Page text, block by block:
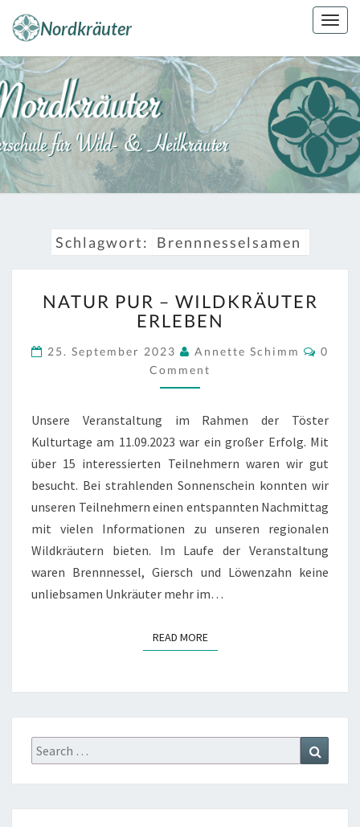
content
Kräuterkunde
Erleben
Schlagwort: Brennnesselsamen
PUR
–
ERLEBEN
NATUR PUR – WILDKRÄUTER
ERLEBEN
25. September 2023 Annette Schimm
0
Comment
Unsere Veranstaltung im Rahmen der Töster
Kulturtage am 11.09.2023 war ein großer Erfolg. Mit
über 15 interessierten Teilnehmern waren wir gut
besucht. Bei strahlenden Sonnenschein konnten wir
unseren Teilnehmern einen entspannten Nachmittag
mit vielen Informationen zu unseren regionalen
Wildkräutern bieten. Im Laufe der Veranstaltung
waren Brennnessel, Giersch und Löwenzahn keine
unliebsamen Unkräuter mehr im…
READ MOREREAD MORE
Search
for: